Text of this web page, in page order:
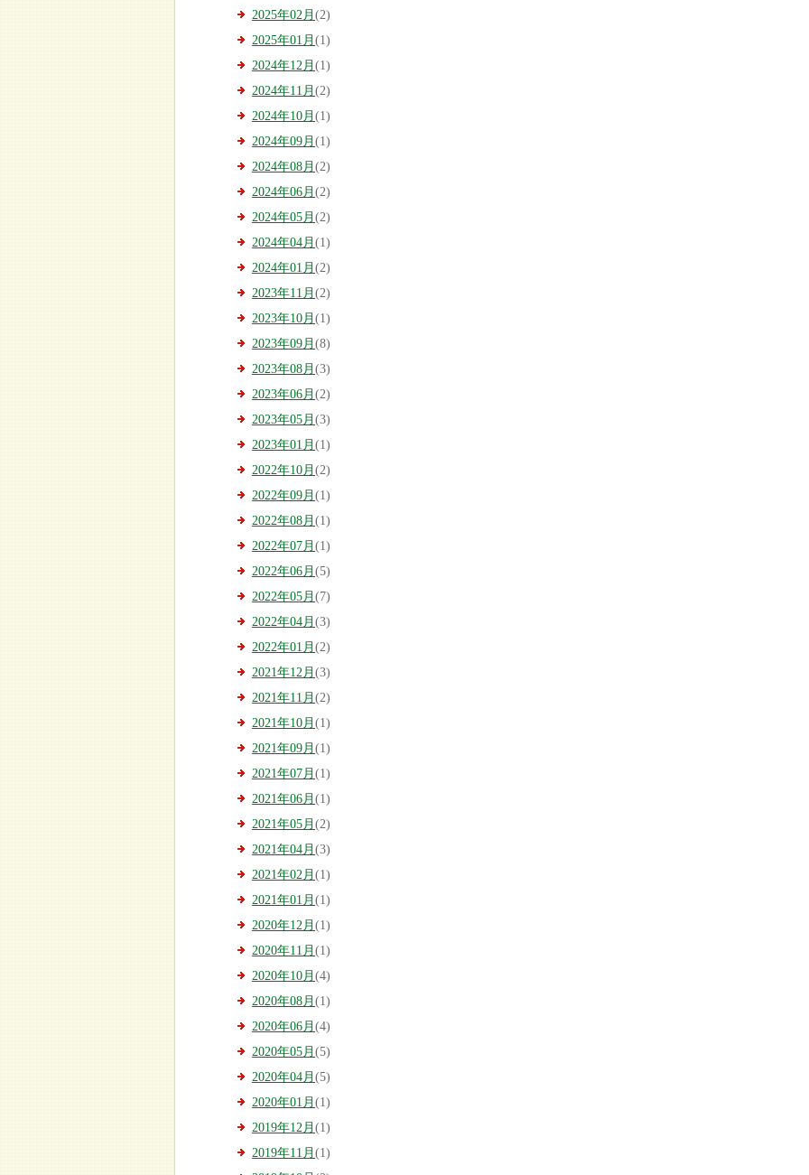
2025年02月 (2)
2025年01月 (1)
2024年12月 (1)
2024年11月 (2)
2024年10月 (1)
2024年09月 (1)
2024年08月 (2)
2024年06月 (2)
2024年05月 (2)
2024年04月 (1)
2024年01月 (2)
2023年11月 (2)
2023年10月 (1)
2023年09月 (8)
2023年08月 (3)
2023年06月 (2)
2023年05月 (3)
2023年01月 (1)
2022年10月 (2)
2022年09月 (1)
2022年08月 (1)
2022年07月 (1)
2022年06月 (5)
2022年05月 (7)
2022年04月 (3)
2022年01月 (2)
2021年12月 (3)
2021年11月 (2)
2021年10月 (1)
2021年09月 (1)
2021年07月 (1)
2021年06月 (1)
2021年05月 (2)
2021年04月 (3)
2021年02月 (1)
2021年01月 (1)
2020年12月 (1)
2020年11月 (1)
2020年10月 (4)
2020年08月 (1)
2020年06月 (4)
2020年05月 (5)
2020年04月 (5)
2020年01月 (1)
2019年12月 (1)
2019年11月 (1)